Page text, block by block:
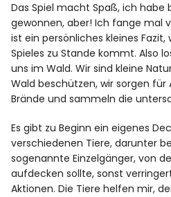
Das Spiel macht Spaß, ich habe
gewonnen, aber! Ich fange mal
ist ein persönliches kleines
Spieles zu Stande kommt. Also
uns im Wald. Wir sind kleine
Wald beschützen, wir sorgen
Brände und sammeln die
Es gibt zu Beginn ein eigenes
verschiedenen Tiere, darunter
sogenannte Einzelgänger, von
aufdecken sollte, sonst
Aktionen. Die Tiere helfen mir,